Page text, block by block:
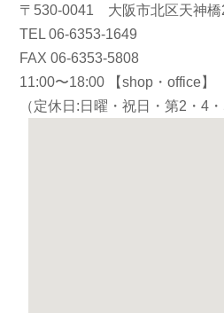
〒530-0041 大阪市北区天神橋
TEL 06-6353-1649
FAX 06-6353-5808
11:00〜18:00 【shop・office】
（定休日:日曜・祝日・第2・4・